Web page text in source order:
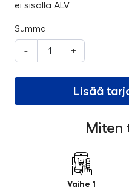
ei sisällä ALV
Summa
- +
Lisää
Miten
Vaihe 1